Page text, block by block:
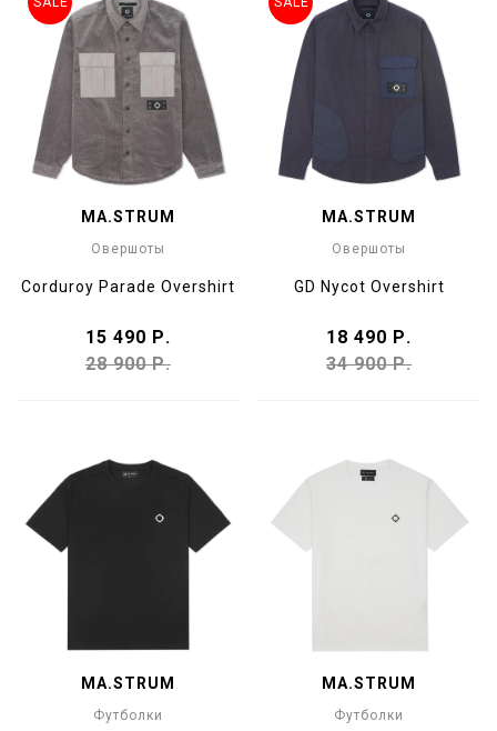
MA.STRUM
Овершоты
Corduroy Parade Overshirt
15 490 Р.
28 900 Р.
MA.STRUM
Овершоты
GD Nycot Overshirt
18 490 Р.
34 900 Р.
MA.STRUM
Футболки
MA.STRUM
Футболки